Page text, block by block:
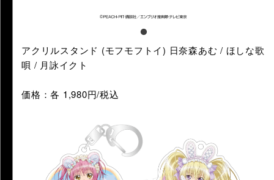
アクリルスタンド (モフモフトイ) 日奈森あむ / ほしな歌
唄 / 月詠イクト
価格：各 1,980円/税込